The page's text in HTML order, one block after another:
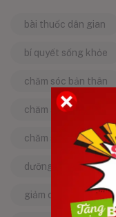
bài thuốc dân gian
bí quyết sống khỏe
chăm sóc bản thân
chăm sóc da
chăm sóc sức khỏe
dưỡng da tự nhiên
giảm căng thẳng